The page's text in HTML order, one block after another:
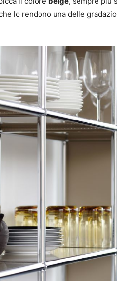
lo rendono una delle